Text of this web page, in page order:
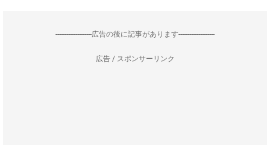
--------------------広告の後に記事があります--------------------
広告 / スポンサーリンク